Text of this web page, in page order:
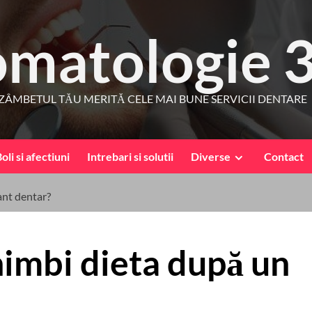
TĂU MERITĂ CELE MAI BUNE SERVICII DENTARE
si afectiuni Intrebari si solutii Diverse Contact
dentar?
dieta după un